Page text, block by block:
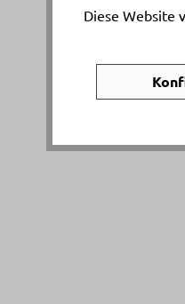
Diese Website